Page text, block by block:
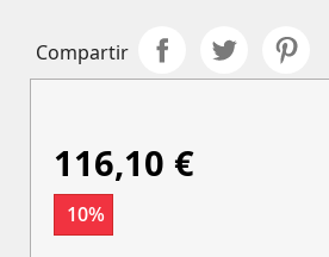
Compartir
116,10 €
10%